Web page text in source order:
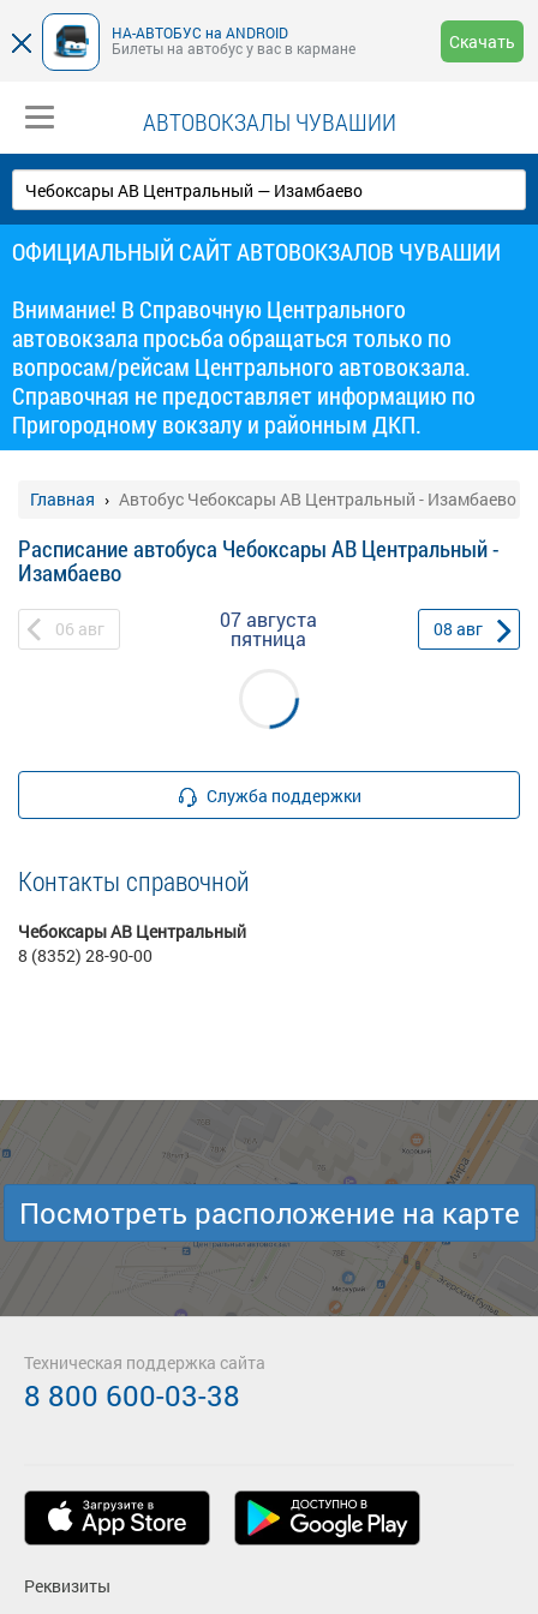
НА-АВТОБУС на ANDROID
Билеты на автобус у вас в кармане
Скачать
АВТОВОКЗАЛЫ ЧУВАШИИ
ОФИЦИАЛЬНЫЙ САЙТ АВТОВОКЗАЛОВ ЧУВАШИИ
Внимание! В Справочную Центрального
автовокзала просьба обращаться только по
вопросам/рейсам Центрального автовокзала.
Справочная не предоставляет информацию по
Пригородному вокзалу и районным ДКП.
Главная Автобус Чебоксары АВ Центральный - Изамбаево
Расписание автобуса Чебоксары АВ Центральный -
Изамбаево
06 авг 07 августа
пятница 08 авг
Служба поддержки
Контакты справочной
Чебоксары АВ Центральный
8 (8352) 28-90-00
Посмотреть расположение на карте
Реквизиты
Техническая поддержка сайта
8 800 600-03-38